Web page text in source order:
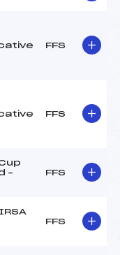
FFS
FFS
–
FFS
FFS